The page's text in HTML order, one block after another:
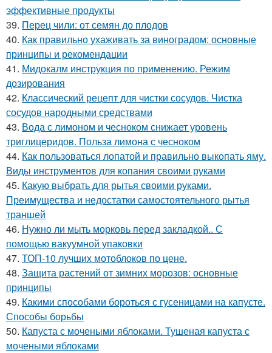
эффективные продукты
39. Перец чили: от семян до плодов
40. Как правильно ухаживать за виноградом: основные
принципы и рекомендации
41. Мидокалм инструкция по применению. Режим
дозирования
42. Классический рецепт для чистки сосудов. Чистка
сосудов народными средствами
43. Вода с лимоном и чесноком снижает уровень
триглицеридов. Польза лимона с чесноком
44. Как пользоваться лопатой и правильно выкопать яму.
Виды инструментов для копания своими руками
45. Какую выбрать для рытья своими руками.
Преимущества и недостатки самостоятельного рытья
траншей
46. Нужно ли мыть морковь перед закладкой.. С
помощью вакуумной упаковки
47. ТОП-10 лучших мотоблоков по цене.
48. Защита растений от зимних морозов: основные
принципы
49. Какими способами бороться с гусеницами на капусте.
Способы борьбы
50. Капуста с мочеными яблоками. Тушеная капуста с
мочеными яблоками